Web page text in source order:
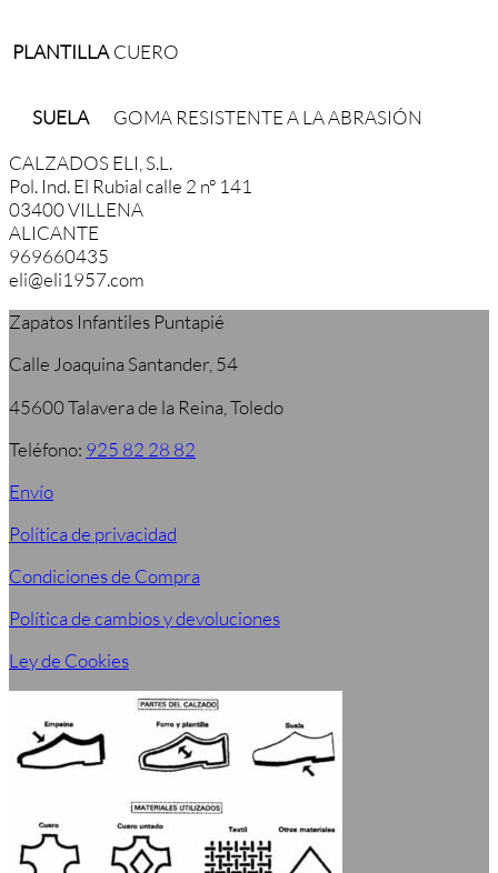
PLANTILLA CUERO
SUELA
GOMA RESISTENTE A LA ABRASIÓN
CALZADOS ELI, S.L.
Pol. Ind. El Rubial calle 2 nº 141
03400 VILLENA
ALICANTE
969660435
eli@eli1957.com
Zapatos Infantiles Puntapié
Calle Joaquina Santander, 54
45600 Talavera de la Reina, Toledo
Teléfono: 925 82 28 82
Envío
Política de privacidad
Condiciones de Compra
Política de cambios y devoluciones
Ley de Cookies